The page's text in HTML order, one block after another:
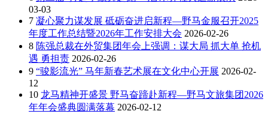
03-03
7 凝心聚力谋发展 砥砺奋进启新程—野马金服召开2025
年度工作总结暨2026年工作安排大会 2026-02-26
8 陈强总裁在外贸集团年会上强调：谋大局 抓大单 抢机
遇 勇担责 2026-02-26
9 “骏影流光” 马年新春艺术展在文化中心开展 2026-02-
12
10 龙马精神开盛景 野马奋蹄赴新程—野马文旅集团2026
年年会盛典圆满落幕 2026-02-12